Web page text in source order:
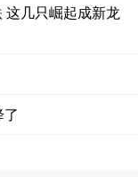
几只崛起成新龙